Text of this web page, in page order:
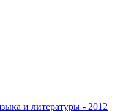
и литературы - 2012